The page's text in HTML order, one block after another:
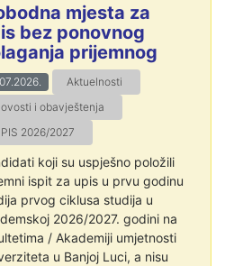
mjesta za
bez ponovnog
prijemnog
Aktuelnosti
i obavještenja
2026/2027
koji su uspješno položili
ispit za upis u prvu godinu
prvog ciklusa studija u
2026/2027. godini na
/ Akademiji umjetnosti
u Banjoj Luci, a nisu